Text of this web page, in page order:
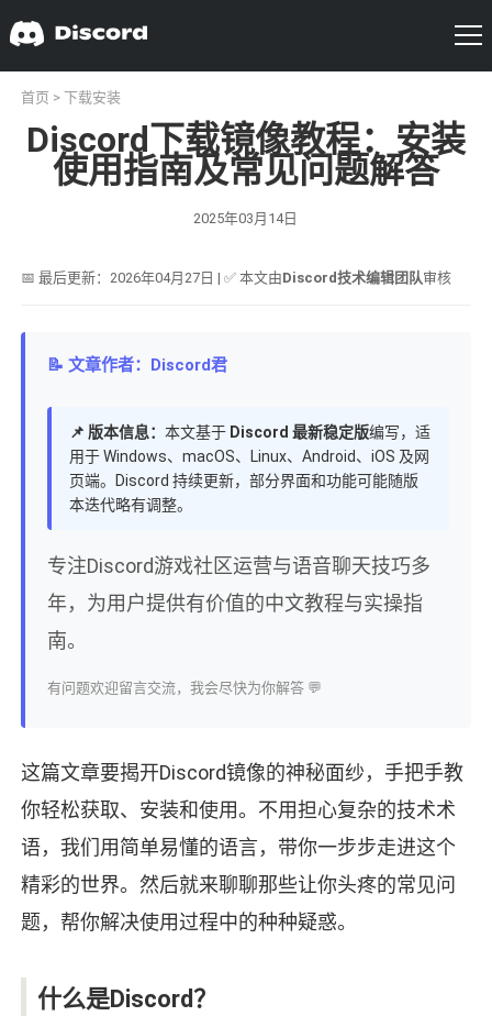
首页 > 下载安装
Discord下载镜像教程：安装
使用指南及常见问题解答
2025年03月14日
📅 最后更新：2026年04月27日 | ✅ 本文由Discord技术编辑团队审核
📝 文章作者：Discord君
📌 版本信息： 本文基于 Discord 最新稳定版编写，适
用于 Windows、macOS、Linux、Android、iOS 及网
页端。Discord 持续更新，部分界面和功能可能随版
本迭代略有调整。
专注Discord游戏社区运营与语音聊天技巧多
年，为用户提供有价值的中文教程与实操指
南。
有问题欢迎留言交流，我会尽快为你解答 💬
这篇文章要揭开Discord镜像的神秘面纱，手把手教
你轻松获取、安装和使用。不用担心复杂的技术术
语，我们用简单易懂的语言，带你一步步走进这个
精彩的世界。然后就来聊聊那些让你头疼的常见问
题，帮你解决使用过程中的种种疑惑。
什么是Discord？